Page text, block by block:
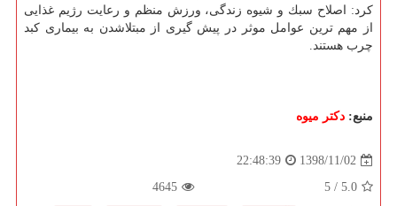
كرد: اصلاح سبك و شیوه زندگی، ورزش منظم و رعایت رژیم غذایی
از مهم ترین عوامل موثر در پیش گیری از مبتلاشدن به بیماری كبد
چرب هستند.
منبع: دكتر میوه
1398/11/02
22:48:39
5.0
/ 5
4645